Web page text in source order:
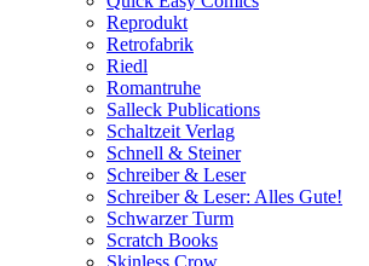
Reprodukt
Retrofabrik
Riedl
Romantruhe
Salleck Publications
Schaltzeit Verlag
Schnell & Steiner
Schreiber & Leser
Schreiber & Leser: Alles Gute!
Schwarzer Turm
Scratch Books
Skinless Crow